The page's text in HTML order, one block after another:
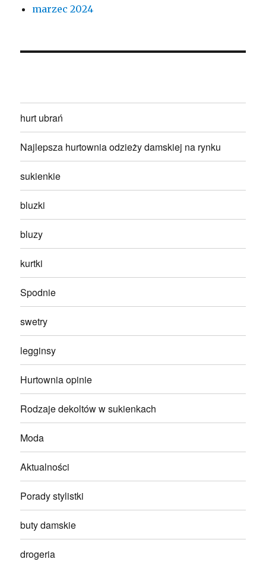
marzec 2024
hurt ubrań
Najlepsza hurtownia odzieży damskiej na rynku
sukienkie
bluzki
bluzy
kurtki
Spodnie
swetry
legginsy
Hurtownia opinie
Rodzaje dekoltów w sukienkach
Moda
Aktualności
Porady stylistki
buty damskie
drogeria